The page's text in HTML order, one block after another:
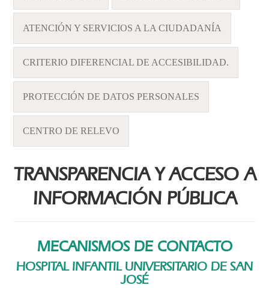
ATENCIÓN Y SERVICIOS A LA CIUDADANÍA
CRITERIO DIFERENCIAL DE ACCESIBILIDAD.
PROTECCIÓN DE DATOS PERSONALES
CENTRO DE RELEVO
TRANSPARENCIA Y ACCESO A
INFORMACIÓN PÚBLICA
MECANISMOS DE CONTACTO
HOSPITAL INFANTIL UNIVERSITARIO DE SAN
JOSÉ